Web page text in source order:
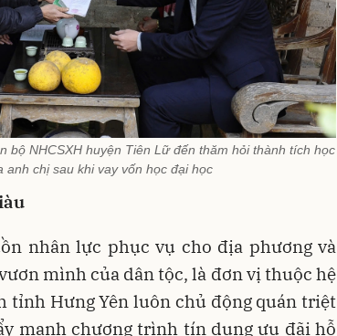
bộ NHCSXH huyện Tiên Lữ đến thăm hỏi thành tích học
anh chị sau khi vay vốn học đại học
nhân lực phục vụ cho địa phương và
mình của dân tộc, là đơn vị thuộc hệ
tỉnh Hưng Yên luôn chủ động quán triệt
mạnh chương trình tín dụng ưu đãi hỗ